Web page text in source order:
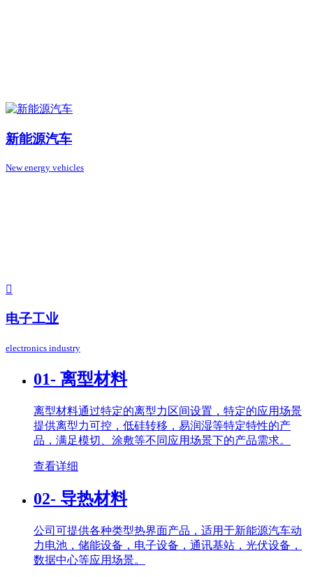
新能源汽车
New energy vehicles

电子工业
electronics industry
01- 离型材料
离型材料通过特定的离型力区间设置，特定的应用场景
提供离型力可控，低硅转移，易润湿等特定特性的产
品，满足模切、涂敷等不同应用场景下的产品需求。
查看详细
02- 导热材料
公司可提供各种类型热界面产品，适用于新能源汽车动
力电池，储能设备，电子设备，通讯基站，光伏设备，
数据中心等应用场景。